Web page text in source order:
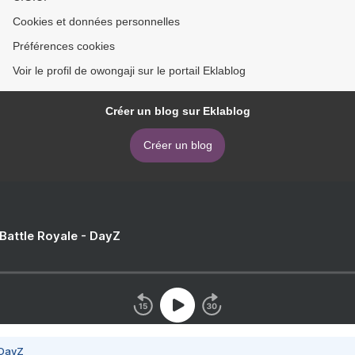
Cookies et données personnelles
Préférences cookies
Voir le profil de owongaji sur le portail Eklablog
Créer un blog sur Eklablog
Créer un blog
Royale - DayZ